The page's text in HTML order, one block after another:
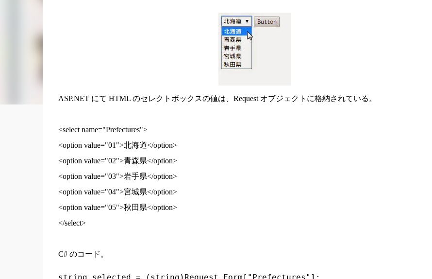
ASP.NET にて HTML のセレクトボックスの値は、Request オブジェクトに格納されている。
<select name="Prefectures">
<option value="01">北海道</option>
<option value="02">青森県</option>
<option value="03">岩手県</option>
<option value="04">宮城県</option>
<option value="05">秋田県</option>
</select>
C# のコード。